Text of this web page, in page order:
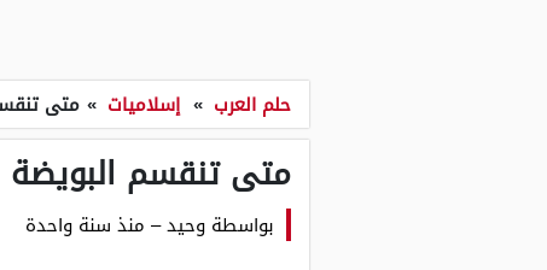
حلم العرب » إسلاميات » متى
متى تنقسم البويضة
بواسطة وحيد– منذ سنة واحدة